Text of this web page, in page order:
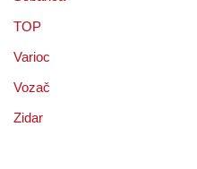
TOP
Varioc
Vozač
Zidar